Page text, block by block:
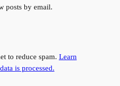
posts by email.
to reduce spam. Learn
is processed.